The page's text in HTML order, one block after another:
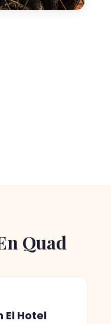
Quad
El Hotel